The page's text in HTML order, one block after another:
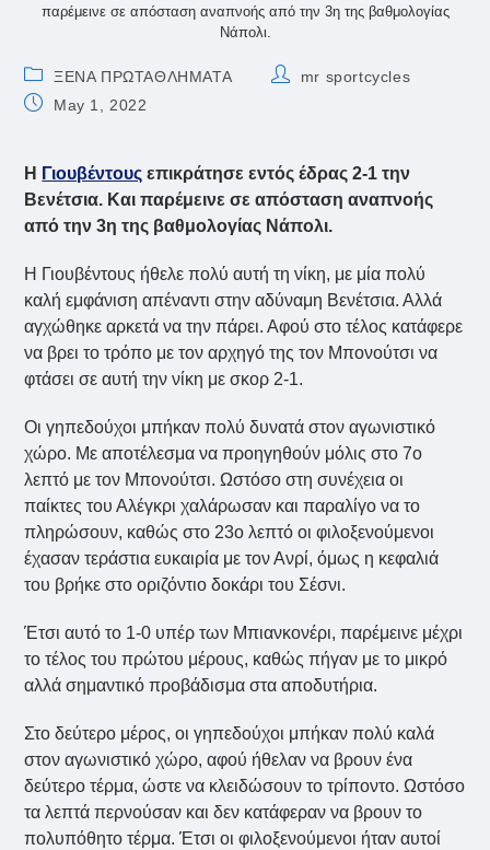
παρέμεινε σε απόσταση αναπνοής από την 3η της βαθμολογίας
Νάπολι.
Post
category:
ΞΕΝΑ ΠΡΩΤΑΘΛΗΜΑΤΑ
Postmr sportcycles
PostMay 1, 2022
Η Γιουβέντους επικράτησε εντός έδρας 2-1 την
Βενέτσια. Και παρέμεινε σε απόσταση αναπνοής
από την 3η της βαθμολογίας Νάπολι.
Η Γιουβέντους ήθελε πολύ αυτή τη νίκη, με μία πολύ
καλή εμφάνιση απέναντι στην αδύναμη Βενέτσια. Αλλά
αγχώθηκε αρκετά να την πάρει. Αφού στο τέλος κατάφερε
να βρει το τρόπο με τον αρχηγό της τον Μπονούτσι να
φτάσει σε αυτή την νίκη με σκορ 2-1.
Οι γηπεδούχοι μπήκαν πολύ δυνατά στον αγωνιστικό
χώρο. Με αποτέλεσμα να προηγηθούν μόλις στο 7ο
λεπτό με τον Μπονούτσι. Ωστόσο στη συνέχεια οι
παίκτες του Αλέγκρι χαλάρωσαν και παραλίγο να το
πληρώσουν, καθώς στο 23ο λεπτό οι φιλοξενούμενοι
έχασαν τεράστια ευκαιρία με τον Ανρί, όμως η κεφαλιά
του βρήκε στο οριζόντιο δοκάρι του Σέσνι.
Έτσι αυτό το 1-0 υπέρ των Μπιανκονέρι, παρέμεινε μέχρι
το τέλος του πρώτου μέρους, καθώς πήγαν με το μικρό
αλλά σημαντικό προβάδισμα στα αποδυτήρια.
Στο δεύτερο μέρος, οι γηπεδούχοι μπήκαν πολύ καλά
στον αγωνιστικό χώρο, αφού ήθελαν να βρουν ένα
δεύτερο τέρμα, ώστε να κλειδώσουν το τρίποντο. Ωστόσο
τα λεπτά περνούσαν και δεν κατάφεραν να βρουν το
πολυπόθητο τέρμα. Έτσι οι φιλοξενούμενοι ήταν αυτοί